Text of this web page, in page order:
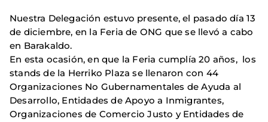
Nuestra Delegación estuvo presente, el pasado día 13
de diciembre, en la Feria de ONG que se llevó a cabo
en Barakaldo.
En esta ocasión, en que la Feria cumplía 20 años, los
stands de la Herriko Plaza se llenaron con 44
Organizaciones No Gubernamentales de Ayuda al
Desarrollo, Entidades de Apoyo a Inmigrantes,
Organizaciones de Comercio Justo y Entidades de